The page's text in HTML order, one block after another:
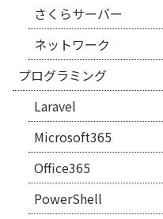
さくらサーバー
ネットワーク
プログラミング
Laravel
Microsoft365
Office365
PowerShell